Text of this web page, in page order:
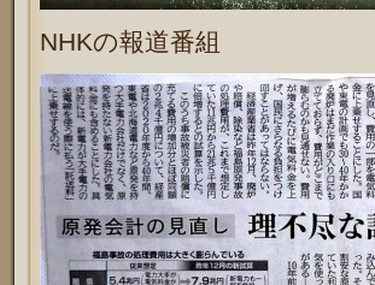
NHKの報道番組